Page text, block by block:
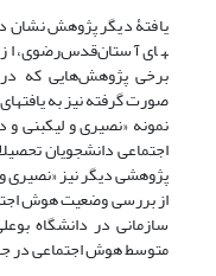
برخی پژوهش‌هایی که
صورت گرفته نیز به
اجتماعی دانشجویان
از بررسی وضعیت هوش
سازمانی در دانشگاه
متوسط هوش اجتماعی در